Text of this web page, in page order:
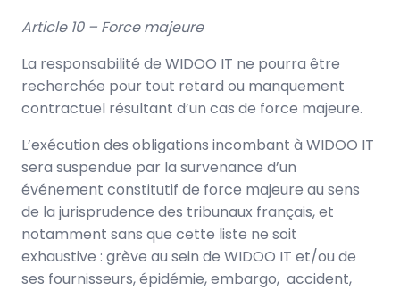
Article 10 – Force majeure
La responsabilité de WIDOO IT ne pourra être
recherchée pour tout retard ou manquement
contractuel résultant d’un cas de force majeure.
L’exécution des obligations incombant à WIDOO IT
sera suspendue par la survenance d’un
événement constitutif de force majeure au sens
de la jurisprudence des tribunaux français, et
notamment sans que cette liste ne soit
exhaustive : grève au sein de WIDOO IT et/ou de
ses fournisseurs, épidémie, embargo, accident,